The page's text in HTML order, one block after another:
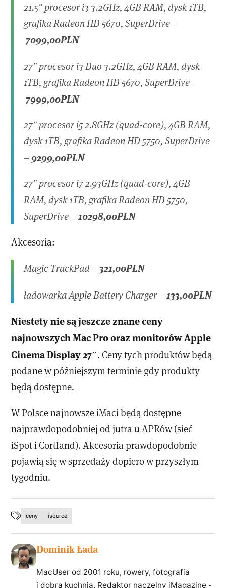
21.5″ procesor i3 3.2GHz, 4GB RAM, dysk 1TB,
grafika Radeon HD 5670, SuperDrive –
7099,00PLN
27″ procesor i3 Duo 3.2GHz, 4GB RAM, dysk
1TB, grafika Radeon HD 5670, SuperDrive –
7999,00PLN
27″ procesor i5 2.8GHz (quad-core), 4GB RAM,
dysk 1TB, grafika Radeon HD 5750, SuperDrive
–9299,00PLN
27″ procesor i7 2.93GHz (quad-core), 4GB
RAM, dysk 1TB, grafika Radeon HD 5750,
SuperDrive – 10298,00PLN
Akcesoria:
Magic TrackPad –321,00PLN
ładowarka Apple Battery Charger – 133,00PLN
Niestety nie są jeszcze znane ceny
najnowszych Mac Pro oraz monitorów Apple
Cinema Display 27″. Ceny tych produktów będą
podane w późniejszym terminie gdy produkty
będą dostępne.
W Polsce najnowsze iMaci będą dostępne
najprawdopodobniej od jutra u APRów (sieć
iSpot i Cortland). Akcesoria prawdopodobnie
pojawią się w sprzedaży dopiero w przyszłym
tygodniu.
ceny isource
Dominik Łada
MacUser od 2001 roku, rowery, fotografia
i dobra kuchnia. Redaktor naczelny iMagazine -